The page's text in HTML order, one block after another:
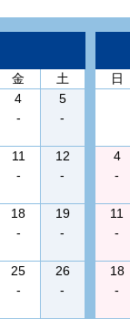
金
土
4
-
5
-
11
-
12
-
18
-
19
-
25
-
26
-
日
4
-
11
-
18
-